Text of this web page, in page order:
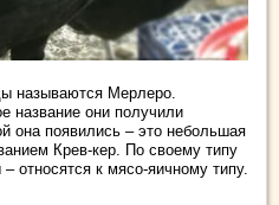
называются Мерлеро.
название они получили
она появились – это небольшая
Крев-кер. По своему типу
относятся к мясо-яичному типу.